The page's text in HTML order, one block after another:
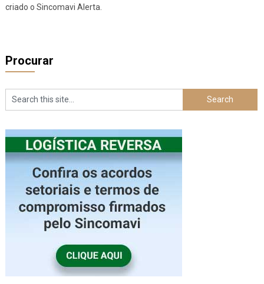
criado o Sincomavi Alerta.
Procurar